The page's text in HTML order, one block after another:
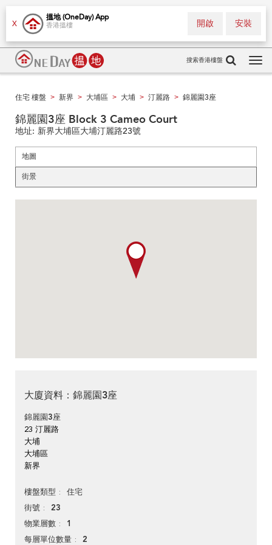
X
搵地 (OneDay) App
香港搵樓 安裝
開啟
搜索香港樓盤
住宅 樓盤 > 新界 > 大埔區 > 大埔 > 汀麗路 > 錦麗園3座
錦麗園3座 Block 3 Cameo Court
地址: 新界大埔區大埔汀麗路23號
地圖
街景
大廈資料：錦麗園3座
錦麗園3座
23 汀麗路
大埔
大埔區
新界
樓盤類型 住宅
街號 23
物業層數 1
每層單位數量 2